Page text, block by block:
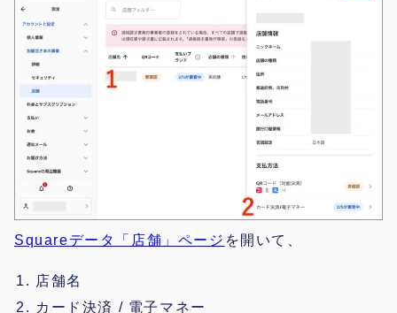
Squareデータ「店舗」ページ を開いて、
店舗名
カード決済 / 電子マネー